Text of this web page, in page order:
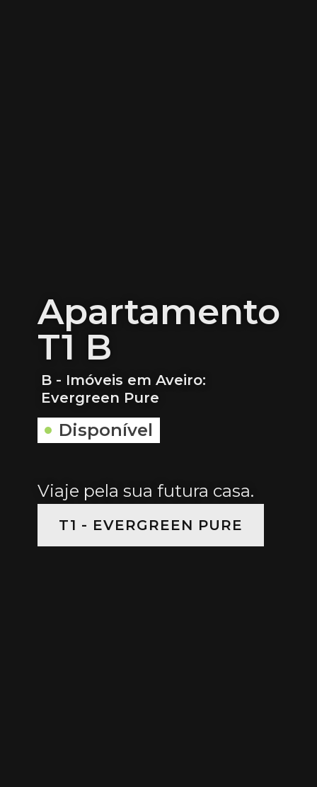
Apartamento
T1 B
B - Imóveis em Aveiro:
Evergreen Pure
Disponível
Viaje pela sua futura casa.
T1 - EVERGREEN PURE